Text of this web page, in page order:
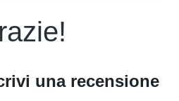
una recensione